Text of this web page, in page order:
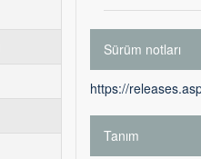
Sürüm notları
https://
Tanım